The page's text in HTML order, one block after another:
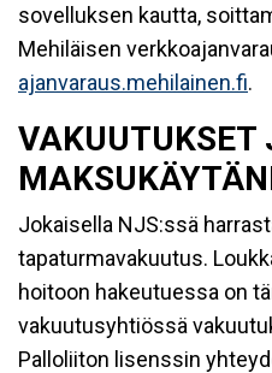
sovelluksen kautta,
Mehiläisen
ajanvaraus.mehilainen.fi.
VAKUUTUKSET
Jokaisella NJS:ssä
tapaturmavakuutus.
hoitoon hakeutuessa on
vakuutusyhtiössä
Palloliiton lisenssin